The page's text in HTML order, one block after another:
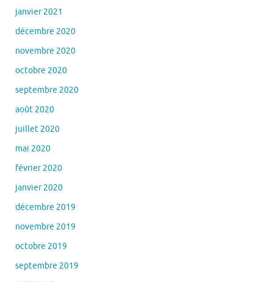
janvier 2021
décembre 2020
novembre 2020
octobre 2020
septembre 2020
août 2020
juillet 2020
mai 2020
février 2020
janvier 2020
décembre 2019
novembre 2019
octobre 2019
septembre 2019